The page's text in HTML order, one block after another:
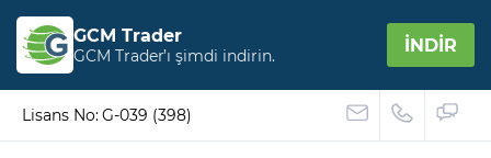
GCM Trader
GCM Trader’ı şimdi indirin. İNDİR
Lisans No: G-039 (398)